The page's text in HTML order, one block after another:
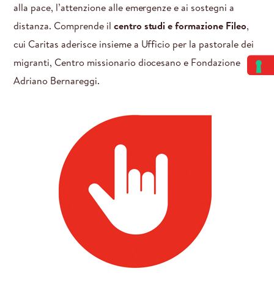
alla pace, l’attenzione alle emergenze e ai sostegni a
distanza. Comprende il centro studi e formazione Fileo,
cui Caritas aderisce insieme a Ufficio per la pastorale dei
migranti, Centro missionario diocesano e Fondazione
Adriano Bernareggi.